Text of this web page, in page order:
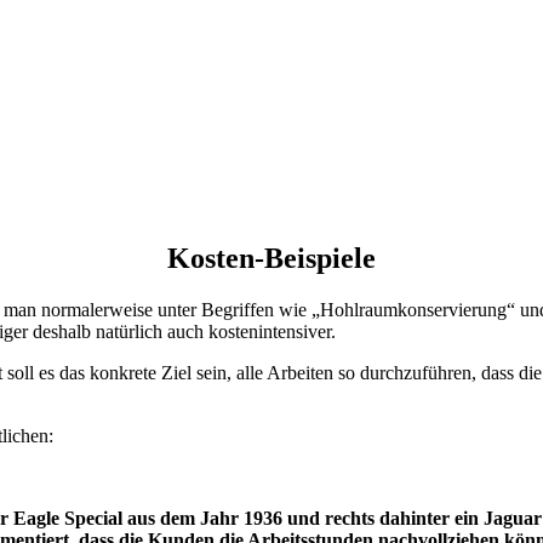
Kosten-Beispiele
normalerweise unter Begriffen wie „Hohlraumkonservierung“
deshalb natürlich auch kostenintensiver.
es das konkrete Ziel sein, alle Arbeiten so durchzuführen, dass
Special aus dem Jahr 1936 und rechts dahinter ein